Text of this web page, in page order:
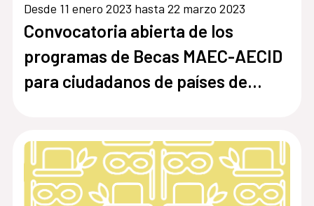
Desde 11 enero 2023 hasta 22 marzo 2023
Convocatoria abierta de los
programas de Becas MAEC-AECID
para ciudadanos de países de